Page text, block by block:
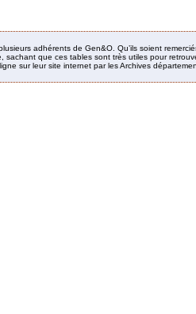
adhérents de Gen&O. Qu’ils soient
sachant que ces tables sont très utiles pour
sur leur site internet par les Archives